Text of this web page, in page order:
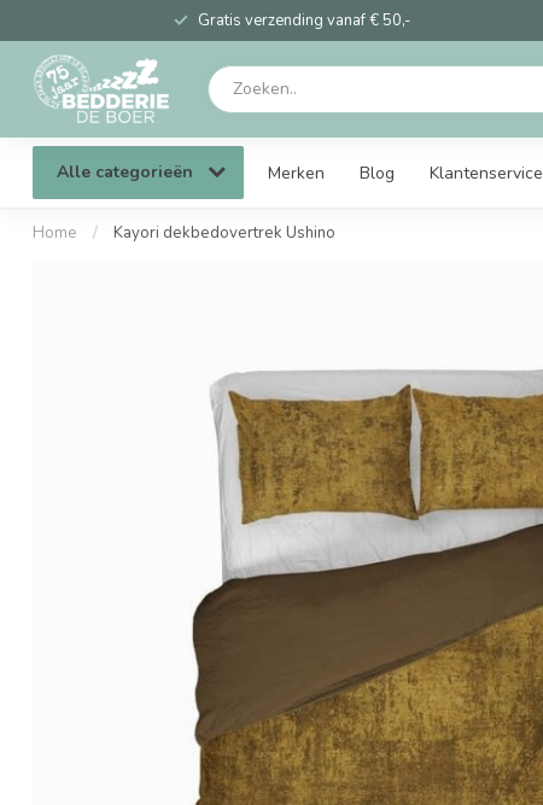
Gratis verzending vanaf € 50,-
Alle categorieën Merken Blog Klantenservice
Home / Kayori dekbedovertrek Ushino